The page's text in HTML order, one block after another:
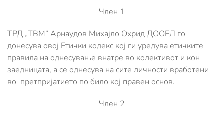
Член 1
ТРД „ТВМ“ Арнаудов Михајло Охрид ДООЕЛ го
донесува овој Етички кодекс кој ги уредува етичките
правила на однесување внатре во колективот и кон
заедницата, а се однесува на сите личности вработени
во претпријатието по било кој правен основ.
Член 2